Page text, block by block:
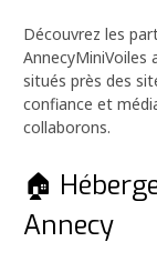
Découvrez les
AnnecyMiniVoiles
situés près des
confiance et
collaborons.
🏠
Annecy